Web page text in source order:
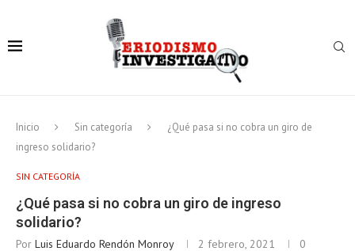
Inicio Sin categoría
¿Qué pasa si no cobra un giro de
ingreso solidario?
SIN CATEGORÍA
¿Qué pasa si no cobra un giro de ingreso
solidario?
Por Luis Eduardo Rendón Monroy 2 febrero, 2021
0